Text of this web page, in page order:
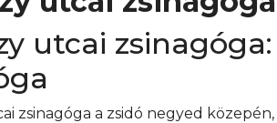
utcai
zsinagóga a zsidó negyed